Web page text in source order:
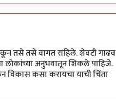
तसे तसे वागत राहिले. शेवटी गाढव
लोकांच्या अनुभवातून शिकले पाहिजे.
विकास कसा करायचा याची चिंता